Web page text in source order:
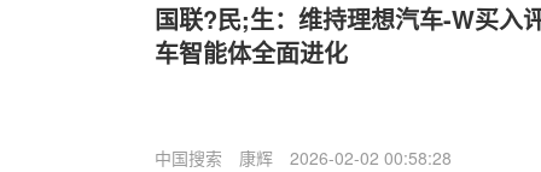
国联?民;生：维持理想汽车-W买入
车智能体全面进化
中国搜索 康辉 2026-02-02 00:58:28